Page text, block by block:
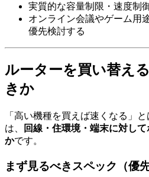
実質的な容量制限・速度制
オンライン会議やゲーム用
優先検討する
ルーターを買い替え
きか
「高い機種を買えば速くなる」
は、
回線・住環境・端末に対し
かです。
まず見るべきスペック（優先